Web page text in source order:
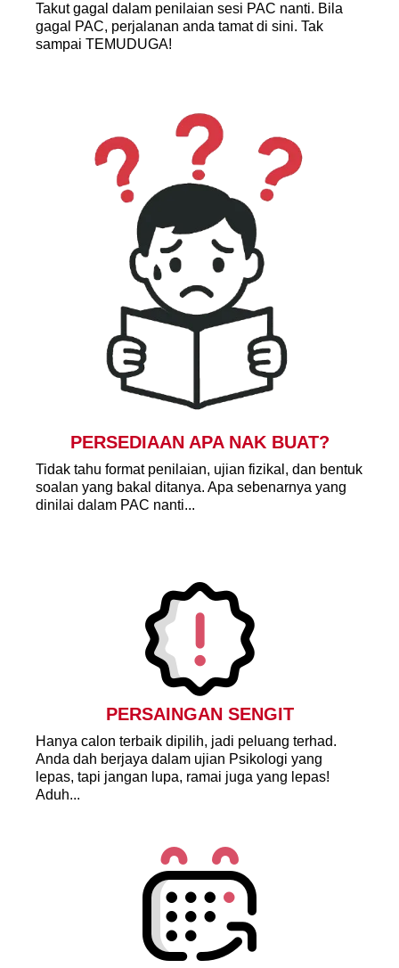
Takut gagal dalam penilaian sesi PAC nanti. Bila
gagal PAC, perjalanan anda tamat di sini. Tak
sampai TEMUDUGA!
PERSEDIAAN APA NAK BUAT?
Tidak tahu format penilaian, ujian fizikal, dan bentuk
soalan yang bakal ditanya. Apa sebenarnya yang
dinilai dalam PAC nanti...
PERSAINGAN SENGIT
Hanya calon terbaik dipilih, jadi peluang terhad.
Anda dah berjaya dalam ujian Psikologi yang
lepas, tapi jangan lupa, ramai juga yang lepas!
Aduh...